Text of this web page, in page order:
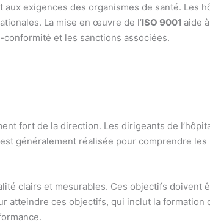
exigences des organismes de santé. Les
La mise en œuvre de l’ISO 9001 aide
et les sanctions associées.
fort de la direction. Les dirigeants de
généralement réalisée pour comprendre
clairs et mesurables. Ces objectifs doivent
atteindre ces objectifs, qui inclut la formation